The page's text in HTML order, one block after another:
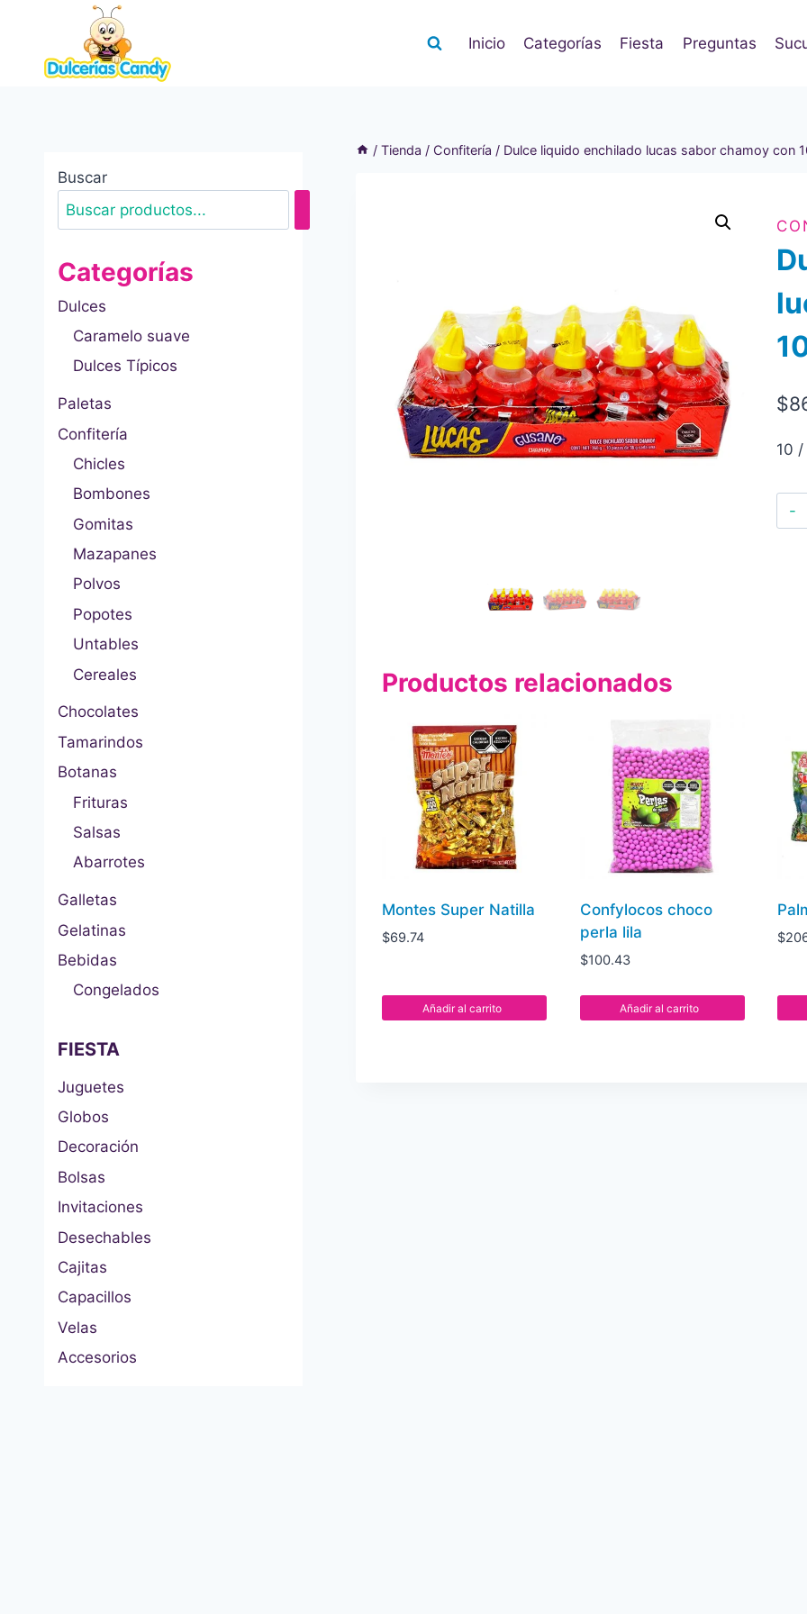
contenido
Inicio Categorías Fiesta Preguntas
/ Tienda / Confitería / Dulce liquido enchilado lucas sabor chamoy con
$
10
Productos relacionados
Montes Super Natilla
$69.74
Añadir al carrito
Confylocos choco
perla lila
$100.43
Añadir al carrito
$
Buscar
Categorías
Dulces
Caramelo suave
Dulces Típicos
Paletas
Confitería
Chicles
Bombones
Gomitas
Mazapanes
Polvos
Popotes
Untables
Cereales
Chocolates
Tamarindos
Botanas
Frituras
Salsas
Abarrotes
Galletas
Gelatinas
Bebidas
Congelados
FIESTA
Juguetes
Globos
Decoración
Bolsas
Invitaciones
Desechables
Cajitas
Capacillos
Velas
Accesorios